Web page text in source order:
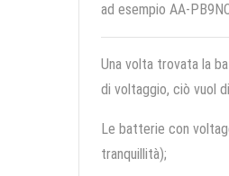
ad esempio AA-
Una volta trovata la
di voltaggio, ciò vuol
Le batterie con
tranquillità);